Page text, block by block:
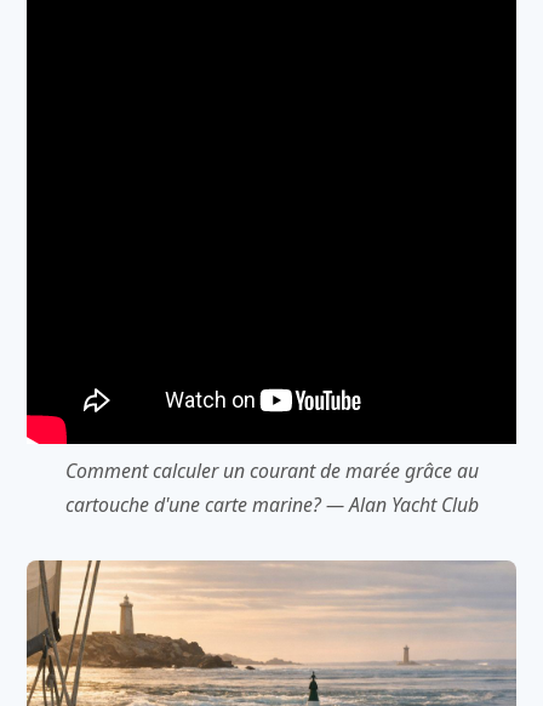
Comment calculer un courant de marée grâce au
cartouche d'une carte marine? — Alan Yacht Club